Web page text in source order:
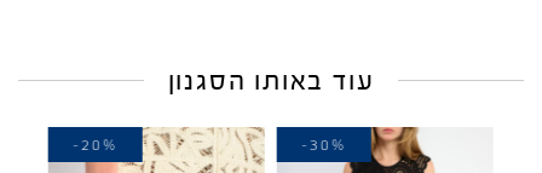
עוד באותו הסגנון
-30%
-20%